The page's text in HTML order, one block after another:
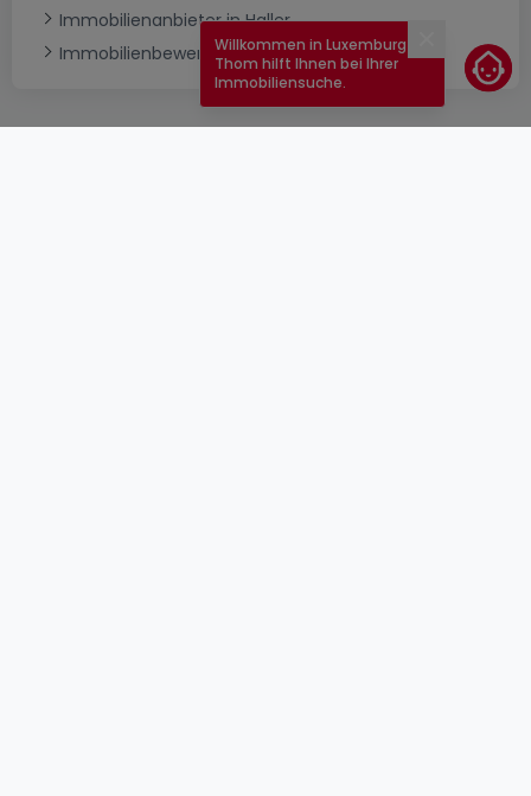
Immobilienanbieter in Haller
Immobilienbewertung
Schließen
Willkommen in Luxemburg!
Thom hilft Ihnen bei Ihrer
Immobiliensuche.